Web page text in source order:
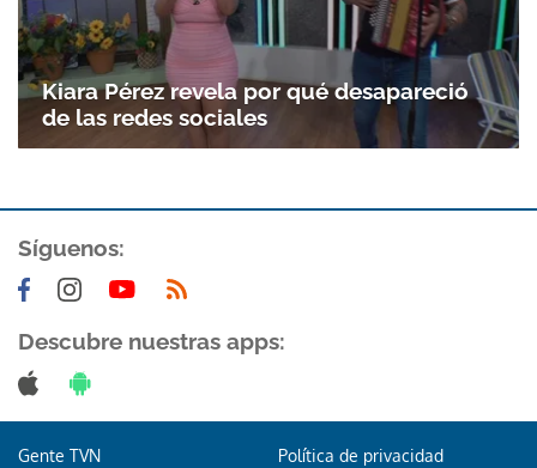
Gracias por suscribirte a nuestro boletín.
Kiara Pérez revela por qué desapareció
de las redes sociales
Síguenos:
Descubre nuestras apps:
Gente TVN Política de privacidad